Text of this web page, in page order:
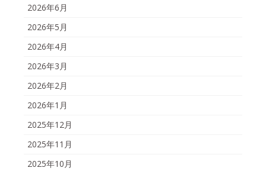
2026年6月
2026年5月
2026年4月
2026年3月
2026年2月
2026年1月
2025年12月
2025年11月
2025年10月